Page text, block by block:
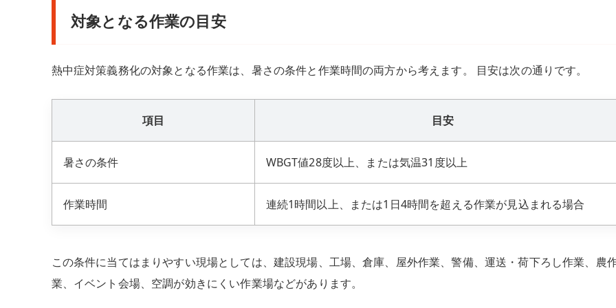
対象となる作業の目安
熱中症対策義務化の対象となる作業は、暑さの条件と作業時間の両方から考えます。 目安は次の通りです。
項目 目安
暑さの条件 WBGT値28度以上、または気温31度以上
作業時間 連続1時間以上、または1日4時間を超える作業が見込まれる場合
この条件に当てはまりやすい現場としては、建設現場、工場、倉庫、屋外作業、警備、運送・荷下ろし作業、農
業、イベント会場、空調が効きにくい作業場などがあります。